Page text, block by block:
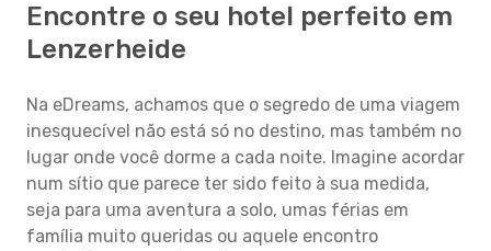
Encontre o seu hotel perfeito em
Lenzerheide
Na eDreams, achamos que o segredo de uma viagem
inesquecível não está só no destino, mas também no
lugar onde você dorme a cada noite. Imagine acordar
num sítio que parece ter sido feito à sua medida,
seja para uma aventura a solo, umas férias em
família muito queridas ou aquele encontro